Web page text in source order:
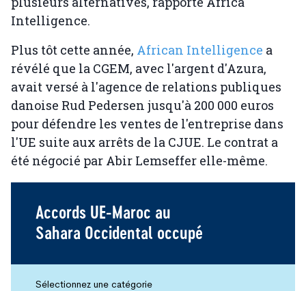
Intelligence.
Plus tôt cette année, African Intelligence a
révélé que la CGEM, avec l'argent d'Azura,
avait versé à l'agence de relations publiques
danoise Rud Pedersen jusqu'à 200 000 euros
pour défendre les ventes de l'entreprise dans
l'UE suite aux arrêts de la CJUE. Le contrat a
été négocié par Abir Lemseffer elle-même.